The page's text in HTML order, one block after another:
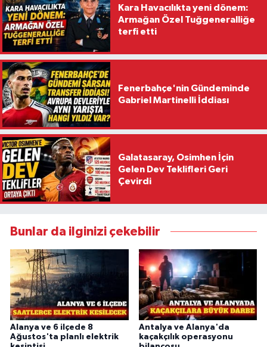
Kara Havacılıkta yeni dönem:
Armağan Özel Tuğgeneralliğe
terfi etti
Fenerbahçe'nin Gündeminde
Gabriel Martinelli İddiası
Galatasaray, Osimhen İçin
Gelen Dev Teklifleri Geri
Çevirdi
Bunlar da ilginizi çekebilir
Alanya ve 6 ilçede 8
Ağustos'ta planlı elektrik
Antalya ve Alanya'da
kaçakçılık operasyonu